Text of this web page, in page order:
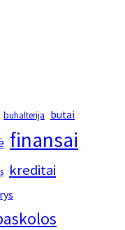
buhalterija butai
finansai
kreditai